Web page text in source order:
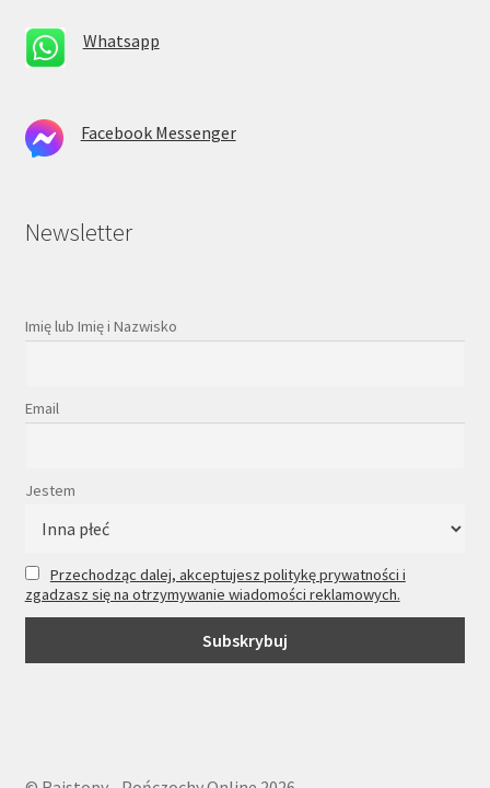
Whatsapp
Facebook Messenger
Newsletter
Imię lub Imię i Nazwisko
Email
Jestem
Przechodząc dalej, akceptujesz politykę prywatności i
zgadzasz się na otrzymywanie wiadomości reklamowych.